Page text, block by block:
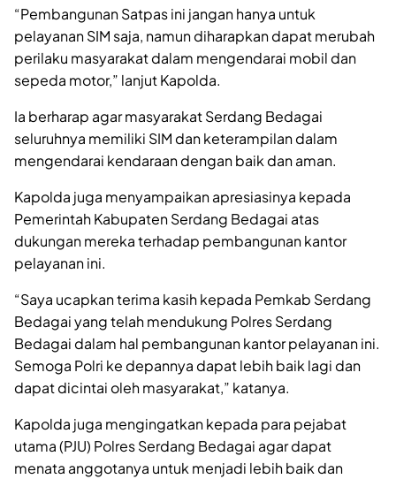
“Pembangunan Satpas ini jangan hanya untuk
pelayanan SIM saja, namun diharapkan dapat merubah
perilaku masyarakat dalam mengendarai mobil dan
sepeda motor,” lanjut Kapolda.
Ia berharap agar masyarakat Serdang Bedagai
seluruhnya memiliki SIM dan keterampilan dalam
mengendarai kendaraan dengan baik dan aman.
Kapolda juga menyampaikan apresiasinya kepada
Pemerintah Kabupaten Serdang Bedagai atas
dukungan mereka terhadap pembangunan kantor
pelayanan ini.
“Saya ucapkan terima kasih kepada Pemkab Serdang
Bedagai yang telah mendukung Polres Serdang
Bedagai dalam hal pembangunan kantor pelayanan ini.
Semoga Polri ke depannya dapat lebih baik lagi dan
dapat dicintai oleh masyarakat,” katanya.
Kapolda juga mengingatkan kepada para pejabat
utama (PJU) Polres Serdang Bedagai agar dapat
menata anggotanya untuk menjadi lebih baik dan